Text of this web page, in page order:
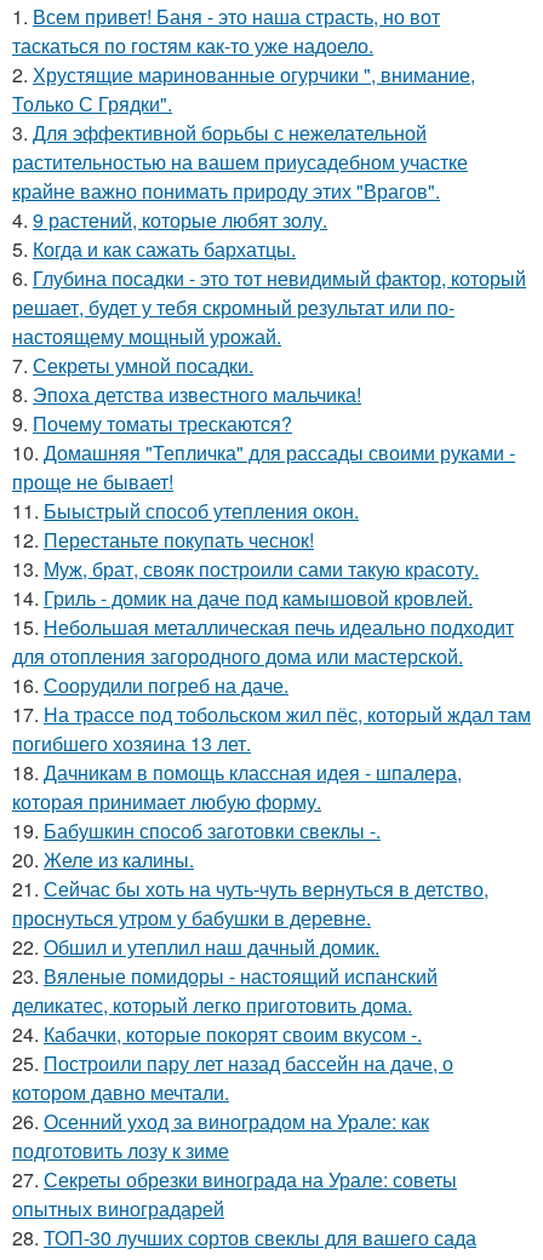
1. Всем привет! Баня - это наша страсть, но вот
таскаться по гостям как-то уже надоело.
2. Хрустящие маринованные огурчики ", внимание,
Только С Грядки".
3. Для эффективной борьбы с нежелательной
растительностью на вашем приусадебном участке
крайне важно понимать природу этих "Врагов".
4. 9 растений, которые любят золу.
5. Когда и как сажать бархатцы.
6. Глубина посадки - это тот невидимый фактор, который
решает, будет у тебя скромный результат или по-
настоящему мощный урожай.
7. Секреты умной посадки.
8. Эпоха детства известного мальчика!
9. Почему томаты трескаются?
10. Домашняя "Тепличка" для рассады своими руками -
проще не бывает!
11. Быыстрый способ утепления окон.
12. Перестаньте покупать чеснок!
13. Муж, брат, свояк построили сами такую красоту.
14. Гриль - домик на даче под камышовой кровлей.
15. Небольшая металлическая печь идеально подходит
для отопления загородного дома или мастерской.
16. Соорудили погреб на даче.
17. На трассе под тобольском жил пёс, который ждал там
погибшего хозяина 13 лет.
18. Дачникам в помощь классная идея - шпалера,
которая принимает любую форму.
19. Бабушкин способ заготовки свеклы -.
20. Желе из калины.
21. Сейчас бы хоть на чуть-чуть вернуться в детство,
проснуться утром у бабушки в деревне.
22. Обшил и утеплил наш дачный домик.
23. Вяленые помидоры - настоящий испанский
деликатес, который легко приготовить дома.
24. Кабачки, которые покорят своим вкусом -.
25. Построили пару лет назад бассейн на даче, о
котором давно мечтали.
26. Осенний уход за виноградом на Урале: как
подготовить лозу к зиме
27. Секреты обрезки винограда на Урале: советы
опытных виноградарей
28. ТОП-30 лучших сортов свеклы для вашего сада